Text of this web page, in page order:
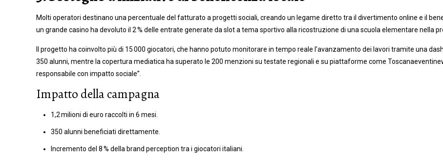
Molti operatori destinano una percentuale del fatturato a progetti sociali, creando un legame diretto tra il divertimento online e il
un grande casino ha devoluto il 2 % delle entrate generate da slot a tema sportivo alla ricostruzione di una scuola elementare nella
Il progetto ha coinvolto più di 15 000 giocatori, che hanno potuto monitorare in tempo reale l’avanzamento dei lavori tramite una
350 alunni, mentre la copertura mediatica ha superato le 200 menzioni su testate regionali e su piattaforme come
responsabile con impatto sociale”.
Impatto della campagna
1,2 milioni di euro raccolti in 6 mesi.
350 alunni beneficiati direttamente.
Incremento del 8 % della brand perception tra i giocatori italiani.